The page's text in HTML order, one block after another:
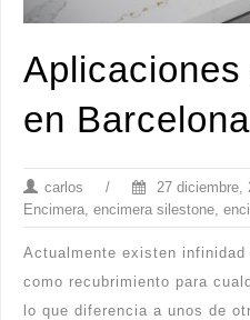
en Barcelona
carlos / 27 diciembre,
Encimera encimera silestone
Actualmente existen
como recubrimiento para
lo que diferencia a unos de